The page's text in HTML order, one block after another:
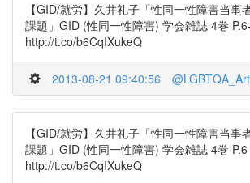
【GID/就労】久井礼子「性同一性障害当事
課題」GID (性同一性障害) 学会雑誌 4巻
http://t.co/b6CqIXukeQ
2013-08-21 09:40:56
【GID/就労】久井礼子「性同一性障害当事
課題」GID (性同一性障害) 学会雑誌 4巻
http://t.co/b6CqIXukeQ